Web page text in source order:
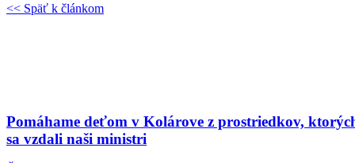
<< Späť k článkom
Pomáhame deťom v Kolárove z prostriedkov,
sa vzdali naši ministri